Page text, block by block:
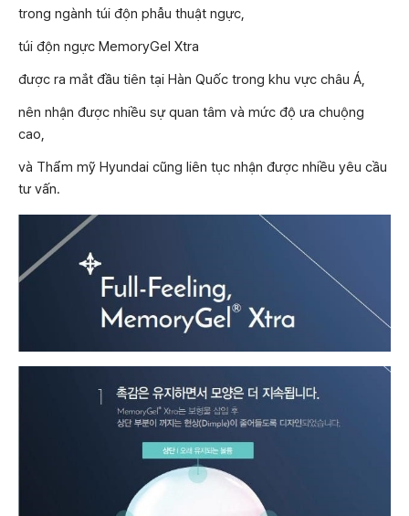
trong ngành túi độn phẫu thuật ngực,
túi độn ngực MemoryGel Xtra
được ra mắt đầu tiên tại Hàn Quốc trong khu vực châu Á,
nên nhận được nhiều sự quan tâm và mức độ ưa chuộng
cao,
và Thẩm mỹ Hyundai cũng liên tục nhận được nhiều yêu cầu
tư vấn.